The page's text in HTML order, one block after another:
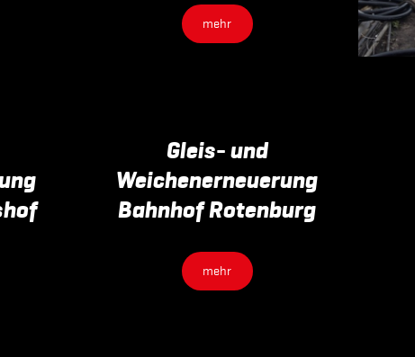
mehr
Gleis- und
Weichenerneuerung
Bahnhof Rotenburg
mehr